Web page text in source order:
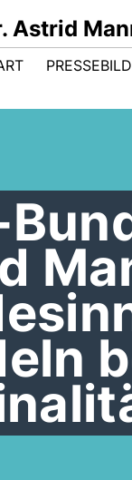
Astrid
PRESSEBILD